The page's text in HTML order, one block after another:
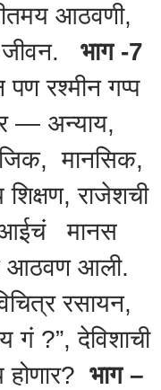
आठवणी,
जीवन. भाग -7
रश्मीन गप्प
— अन्याय,
मानसिक,
राजेशची
मानस
आठवण आली.
रसायन,
गं ?”, देविशाची
भाग –